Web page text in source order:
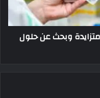
متزايدة وبحث عن حلول